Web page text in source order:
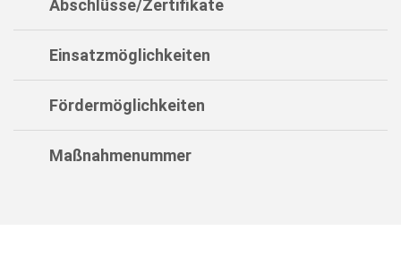
Abschlüsse/Zertifikate
Einsatzmöglichkeiten
Fördermöglichkeiten
Maßnahmenummer